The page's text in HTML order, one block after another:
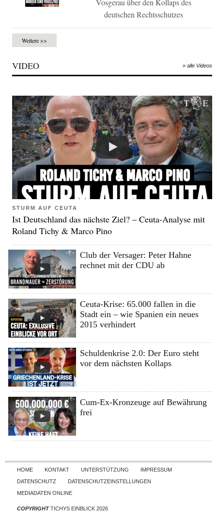
deutschen Rechtsschutzes
Weitere >>
VIDEO » alle Videos
STURM AUF CEUTA
Ist Deutschland das nächste Ziel? – Ceuta-Analyse mit
Roland Tichy & Marco Pino
Club der Versager: Peter Hahne
rechnet mit der CDU ab
Ceuta-Krise: 65.000 fallen in die
Stadt ein – wie Spanien ein neues
2015 verhindert
Schuldenkrise 2.0: Der Euro steht
vor dem nächsten Kollaps
Cum-Ex-Kronzeuge auf Bewährung
frei
Skip to content
HOME KONTAKT UNTERSTÜTZUNG
IMPRESSUM
DATENSCHUTZ
DATENSCHUTZEINSTELLUNGEN
MEDIADATEN ONLINE
COPYRIGHTTICHYS EINBLICK 2026